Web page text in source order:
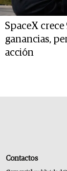
SpaceX
ganancias,
acción
Contactos